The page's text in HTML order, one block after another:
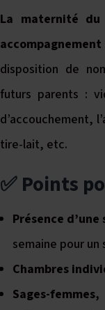
La maternité du
disposition de
futurs parents :
d’accouchement,
tire-lait, etc.
✅ Points
Présence
semaine pour
Chambres
Sages-